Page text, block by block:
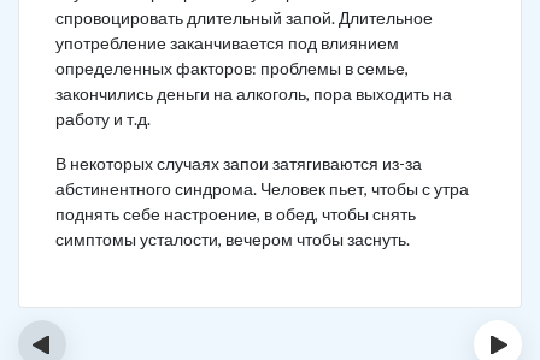
спровоцировать длительный запой. Длительное
употребление заканчивается под влиянием
определенных факторов: проблемы в семье,
закончились деньги на алкоголь, пора выходить на
работу и т.д.
В некоторых случаях запои затягиваются из-за
абстинентного синдрома. Человек пьет, чтобы с утра
поднять себе настроение, в обед, чтобы снять
симптомы усталости, вечером чтобы заснуть.
‹ ›